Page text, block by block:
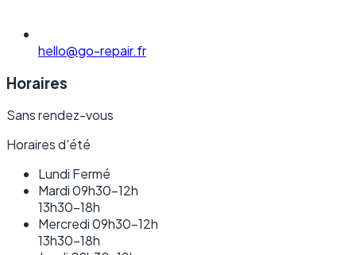
hello@go-repair.fr
Horaires
Sans rendez-vous
Horaires d'été
Lundi Fermé
Mardi09h30–12h
13h30–18h
Mercredi09h30–12h
13h30–18h